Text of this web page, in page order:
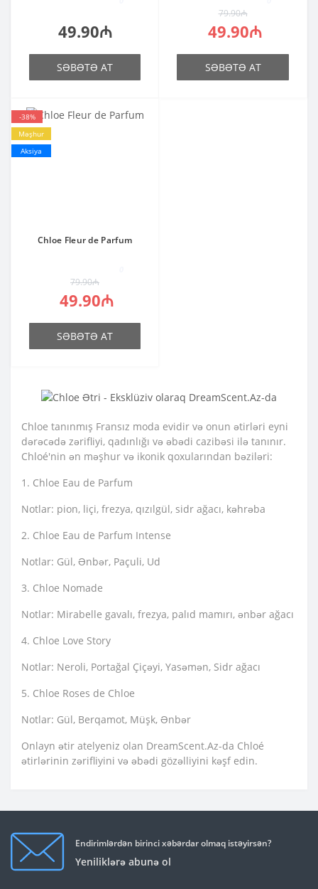
49.90₼
SƏBƏTƏ AT
79.90₼
49.90₼
SƏBƏTƏ AT
-38%
Məşhur
Aksiya
Chloe Fleur de Parfum
79.90₼
49.90₼
SƏBƏTƏ AT
Chloe tanınmış Fransız moda evidir və onun ətirləri eyni
dərəcədə zərifliyi, qadınlığı və əbədi cazibəsi ilə tanınır.
Chloé'nin ən məşhur və ikonik qoxularından bəziləri:
1. Chloe Eau de Parfum
Notlar: pion, liçi, frezya, qızılgül, sidr ağacı, kəhrəba
2. Chloe Eau de Parfum Intense
Notlar: Gül, Ənbər, Paçuli, Ud
3. Chloe Nomade
Notlar: Mirabelle gavalı, frezya, palıd mamırı, ənbər ağacı
4. Chloe Love Story
Notlar: Neroli, Portağal Çiçəyi, Yasəmən, Sidr ağacı
5. Chloe Roses de Chloe
Notlar: Gül, Berqamot, Müşk, Ənbər
Onlayn ətir atelyeniz olan DreamScent.Az-da Chloé
ətirlərinin zərifliyini və əbədi gözəlliyini kəşf edin.
Endirimlərdən birinci xəbərdar olmaq istəyirsən?
Yeniliklərə abunə ol